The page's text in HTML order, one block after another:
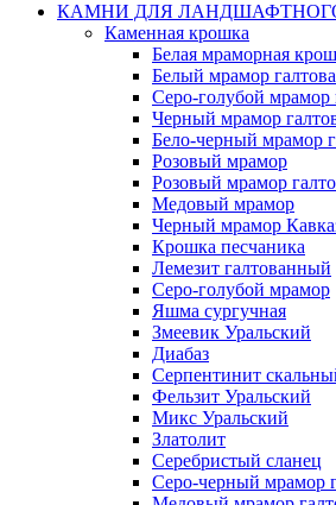
КАМНИ ДЛЯ
Каменная крошка
Белая мраморная
Белый мрамор
Серо-голубой мрамор
Черный мрамор
Бело-черный мрамор
Розовый мрамор
Розовый мрамор
Медовый мрамор
Черный мрамор
Крошка песчаника
Лемезит галтованный
Серо-голубой мрамор
Яшма сургучная
Змеевик Уральский
Диабаз
Серпентинит
Фельзит Уральский
Микс Уральский
Златолит
Серебристый сланец
Серо-черный мрамор